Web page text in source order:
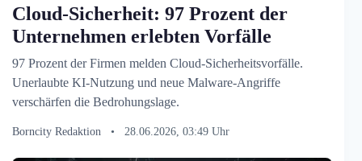
Cloud-Sicherheit: 97 Prozent der
Unternehmen erlebten Vorfälle
97 Prozent der Firmen melden Cloud-Sicherheitsvorfälle.
Unerlaubte KI-Nutzung und neue Malware-Angriffe
verschärfen die Bedrohungslage.
Borncity Redaktion • 28.06.2026, 03:49 Uhr